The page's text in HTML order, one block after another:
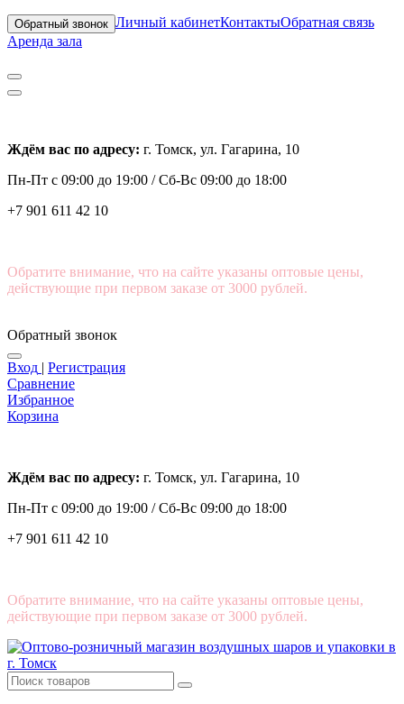
Обратный звонок Личный кабинетКонтактыОбратная связь
Аренда зала
Ждём вас по адресу: г. Томск, ул. Гагарина, 10
Пн-Пт с 09:00 до 19:00 /Сб-Вс 09:00 до 18:00
+7 901 611 42 10
Обратите внимание, что на сайте указаны оптовые цены,
действующие при первом заказе от 3000 рублей.
Обратный звонок
Вход | Регистрация
Сравнение
Избранное
Корзина
Ждём вас по адресу: г. Томск, ул. Гагарина, 10
Пн-Пт с 09:00 до 19:00 /Сб-Вс 09:00 до 18:00
+7 901 611 42 10
Обратите внимание, что на сайте указаны оптовые цены,
действующие при первом заказе от 3000 рублей.